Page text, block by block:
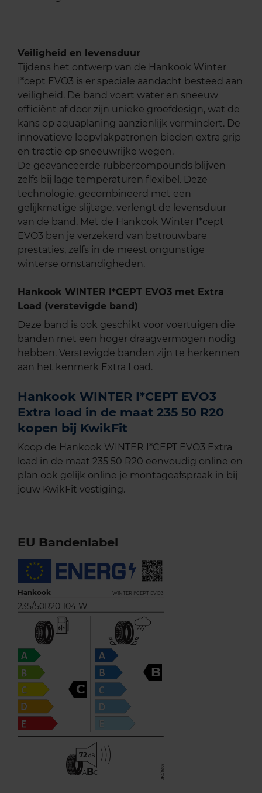
Veiligheid en levensduur
Tijdens het ontwerp van de Hankook Winter
I*cept EVO3 is er speciale aandacht besteed aan
veiligheid. De band voert water en sneeuw
efficiënt af door zijn unieke groefdesign, wat de
kans op aquaplaning aanzienlijk vermindert. De
innovatieve loopvlakpatronen bieden extra grip
en tractie op sneeuwrijke wegen.
De geavanceerde rubbercompounds blijven
zelfs bij lage temperaturen flexibel. Deze
technologie, gecombineerd met een
gelijkmatige slijtage, verlengt de levensduur
van de band. Met de Hankook Winter I*cept
EVO3 ben je verzekerd van betrouwbare
prestaties, zelfs in de meest ongunstige
winterse omstandigheden.
Hankook WINTER I*CEPT EVO3 met Extra
Load (verstevigde band)
Deze band is ook geschikt voor voertuigen die
banden met een hoger draagvermogen nodig
hebben. Verstevigde banden zijn te herkennen
aan het kenmerk Extra Load.
Hankook WINTER I*CEPT EVO3
Extra load in de maat 235 50 R20
kopen bij KwikFit
Koop de Hankook WINTER I*CEPT EVO3 Extra
load in de maat 235 50 R20 eenvoudig online en
plan ook gelijk online je montageafspraak in bij
jouw KwikFit vestiging.
EU Bandenlabel
Hankook WINTER I*CEPT EVO3
235/50R20 104 W
C
B
72
ABC